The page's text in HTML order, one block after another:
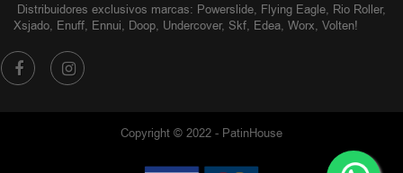
Distribuidores exclusivos marcas: Powerslide, Flying Eagle, Rio Roller,
Xsjado, Enuff, Ennui, Doop, Undercover, Skf, Edea, Worx, Volten!
Copyright © 2022 - PatinHouse